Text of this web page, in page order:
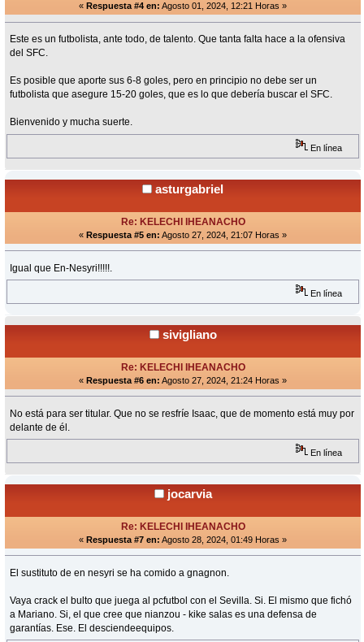
« Respuesta #4 en: Agosto 01, 2024, 12:21 Horas »
Este es un futbolista, ante todo, de talento. Que tanta falta hace a la ofensiva
del SFC.
Es posible que aporte sus 6-8 goles, pero en principio no debe ser un
futbolista que asegure 15-20 goles, que es lo que debería buscar el SFC.
Bienvenido y mucha suerte.
En línea
asturgabriel
Re: KELECHI IHEANACHO
« Respuesta #5 en: Agosto 27, 2024, 21:07 Horas »
Igual que En-Nesyri!!!!!.
En línea
sivigliano
Re: KELECHI IHEANACHO
« Respuesta #6 en: Agosto 27, 2024, 21:24 Horas »
No está para ser titular. Que no se resfríe Isaac, que de momento está muy por
delante de él.
En línea
jocarvia
Re: KELECHI IHEANACHO
« Respuesta #7 en: Agosto 28, 2024, 01:49 Horas »
El sustituto de en nesyri se ha comido a gnagnon.
Vaya crack el bulto que juega al pcfutbol con el Sevilla. Si. El mismo que fichó
a Mariano. Si, el que cree que nianzou - kike salas es una defensa de
garantías. Ese. El desciendeequipos.